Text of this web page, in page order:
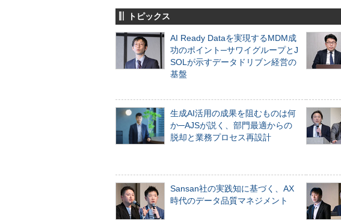
トピックス
AI Ready Dataを実現するMDM成
功のポイント─サワイグループとJ
SOLが示すデータドリブン経営の
基盤
生成AI活用の成果を阻むものは何
か─AJSが説く、部門最適からの
脱却と業務プロセス再設計
Sansan社の実践知に基づく、AX
時代のデータ品質マネジメント